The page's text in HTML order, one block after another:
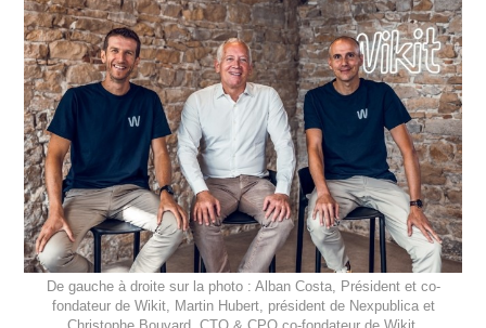
De gauche à droite sur la photo : Alban Costa, Président et co-
fondateur de Wikit, Martin Hubert, président de Nexpublica et